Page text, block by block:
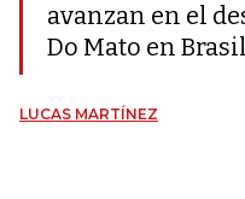
avanzan en el
Do Mato en Brasil
LUCAS MARTÍNEZ